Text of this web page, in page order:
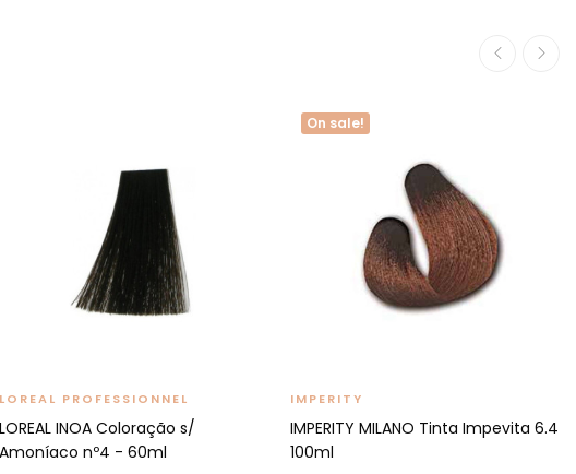
LOREAL PROFESSIONNEL
LOREAL INOA Coloração s/
Amoníaco nº4 - 60ml
On sale!
IMPERITY
IMPERITY MILANO Tinta Impevita 6.4
100ml